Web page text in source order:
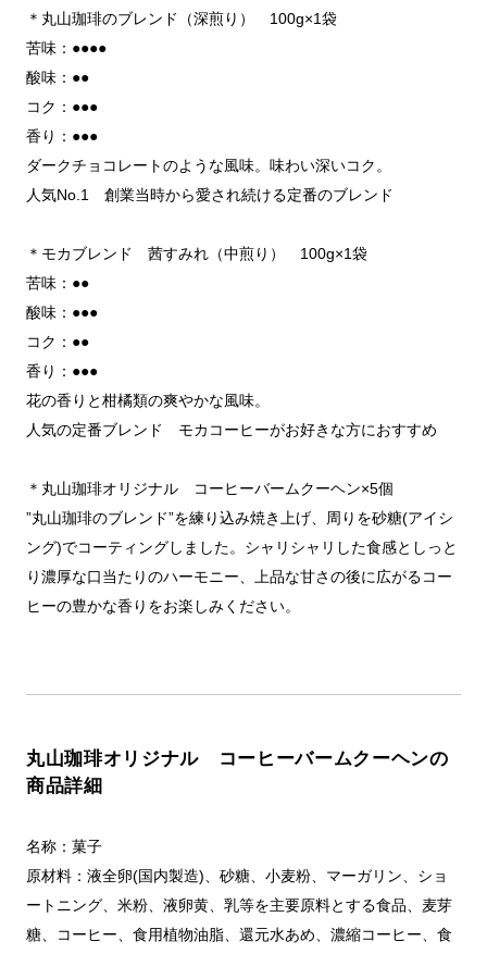
＊丸山珈琲のブレンド（深煎り） 100g×1袋
苦味：●●●●
酸味：●●
コク：●●●
香り：●●●
ダークチョコレートのような風味。味わい深いコク。
人気No.1 創業当時から愛され続ける定番のブレンド
＊モカブレンド 茜すみれ（中煎り） 100g×1袋
苦味：●●
酸味：●●●
コク：●●
香り：●●●
花の香りと柑橘類の爽やかな風味。
人気の定番ブレンド モカコーヒーがお好きな方におすすめ
＊丸山珈琲オリジナル コーヒーバームクーヘン×5個
”丸山珈琲のブレンド”を練り込み焼き上げ、周りを砂糖(アイシ
ング)でコーティングしました。シャリシャリした食感としっと
り濃厚な口当たりのハーモニー、上品な甘さの後に広がるコー
ヒーの豊かな香りをお楽しみください。
丸山珈琲オリジナル コーヒーバームクーヘンの
商品詳細
名称：菓子
原材料：液全卵(国内製造)、砂糖、小麦粉、マーガリン、ショ
ートニング、米粉、液卵黄、乳等を主要原料とする食品、麦芽
糖、コーヒー、食用植物油脂、還元水あめ、濃縮コーヒー、食